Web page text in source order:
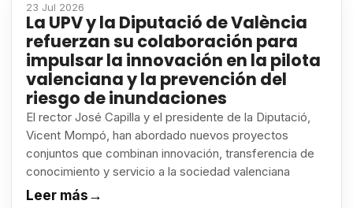
23 Jul 2026
La UPV y la Diputació de València
refuerzan su colaboración para
impulsar la innovación en la pilota
valenciana y la prevención del
riesgo de inundaciones
El rector José Capilla y el presidente de la Diputació,
Vicent Mompó, han abordado nuevos proyectos
conjuntos que combinan innovación, transferencia de
conocimiento y servicio a la sociedad valenciana
Leer más→